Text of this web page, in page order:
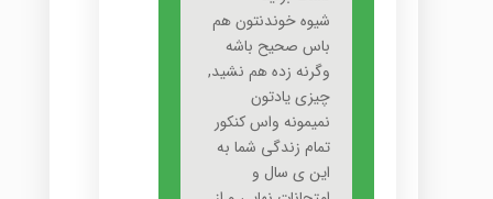
شيوه خوندنتون هم
باس صحيح باشه
وگرنه زده هم نشيد,
چيزى يادتون
نميمونه واس کنکور
تمام زندگى شما به
اين ى سال و